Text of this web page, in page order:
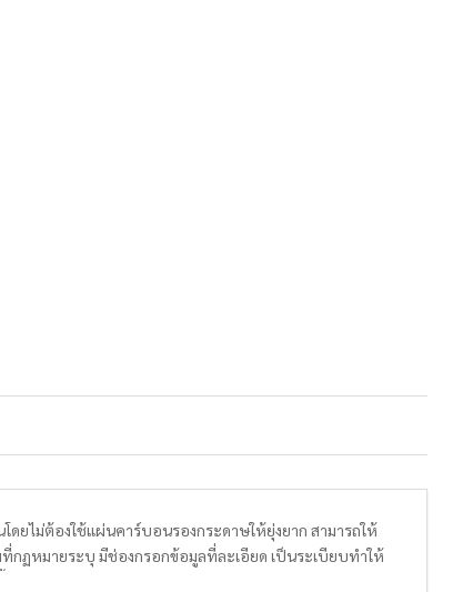
ยไม่ต้องใช้แผ่นคาร์บอนรองกระดาษให้ยุ่งยาก สามารถให้
กฏหมายระบุ มีช่องกรอกข้อมูลที่ละเอียด เป็นระเบียบทำให้